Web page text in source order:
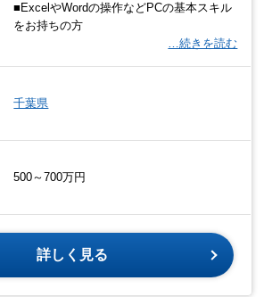
■ExcelやWordの操作などPCの基本スキル
をお持ちの方
…続きを読む
千葉県
500～700万円
詳しく見る